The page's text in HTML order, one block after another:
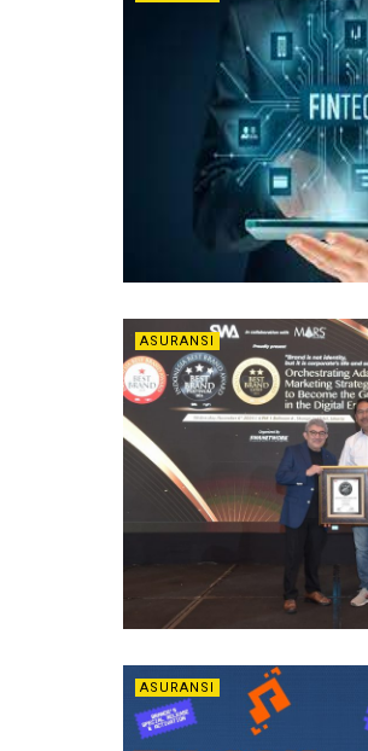
ASURANSI
ASURANSI